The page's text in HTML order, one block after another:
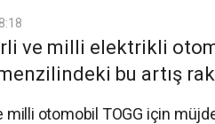
ve milli elektrikli
bu artış
milli otomobil TOGG için